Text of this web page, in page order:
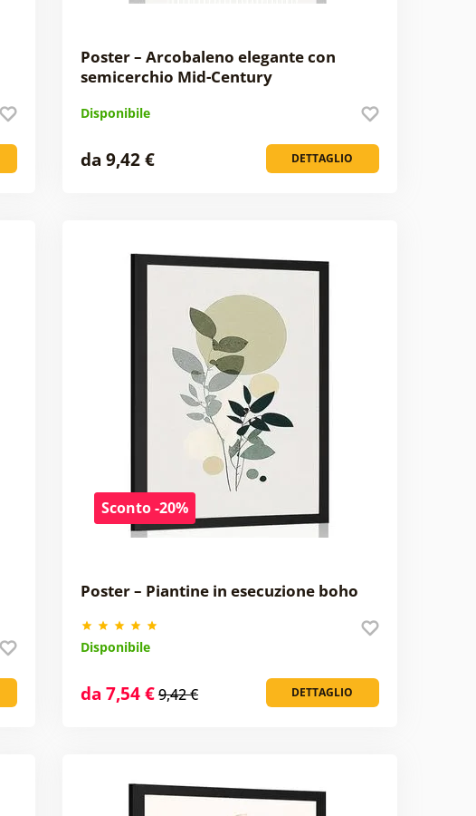
Poster – Arcobaleno elegante con
semicerchio Mid-Century
Disponibile
DETTAGLIO
da 9,42 €
Sconto -20%
Poster – Piantine in esecuzione boho
Disponibile
DETTAGLIO
da 7,54 €9,42 €